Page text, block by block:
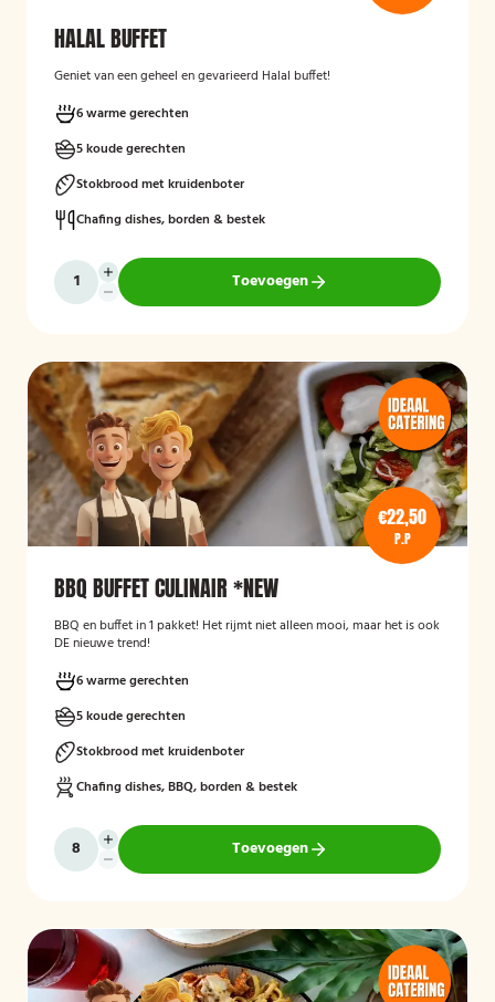
HALAL BUFFET
Geniet van een geheel en gevarieerd Halal buffet!
6 warme gerechten
5 koude gerechten
Stokbrood met kruidenboter
Chafing dishes, borden & bestek
Toevoegen
€22,50
P.P
BBQ BUFFET CULINAIR *NEW
BBQ en buffet in 1 pakket! Het rijmt niet alleen mooi, maar het is ook
DE nieuwe trend!
6 warme gerechten
5 koude gerechten
Stokbrood met kruidenboter
Chafing dishes, BBQ, borden & bestek
Toevoegen